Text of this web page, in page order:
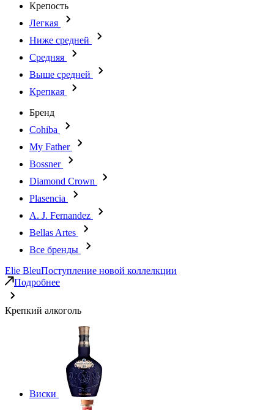
Крепость
Легкая
Ниже средней
Средняя
Выше средней
Крепкая
Бренд
Cohiba
My Father
Bossner
Diamond Crown
Plasencia
A. J. Fernandez
Bellas Artes
Все бренды
Elie BleuПоступление новой коллелкции
Подробнее
Крепкий алкоголь
Виски